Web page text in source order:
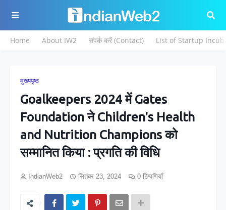
Home About IW2 संपर्क करें (Contact) List of Startup
मुख्यपृष्ठ
Goalkeepers 2024 में Gates
Foundation ने Children's Health
and Nutrition Champions को
सम्मानित किया : प्रगति की विधि
IndianWeb2 सितंबर 23, 2024 0 टिप्पणियाँ